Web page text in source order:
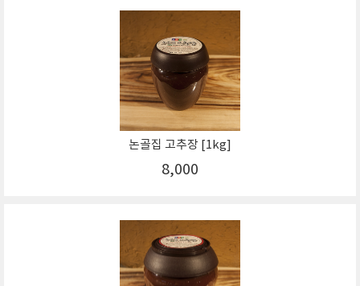
논골집 고추장 [1kg]
8,000